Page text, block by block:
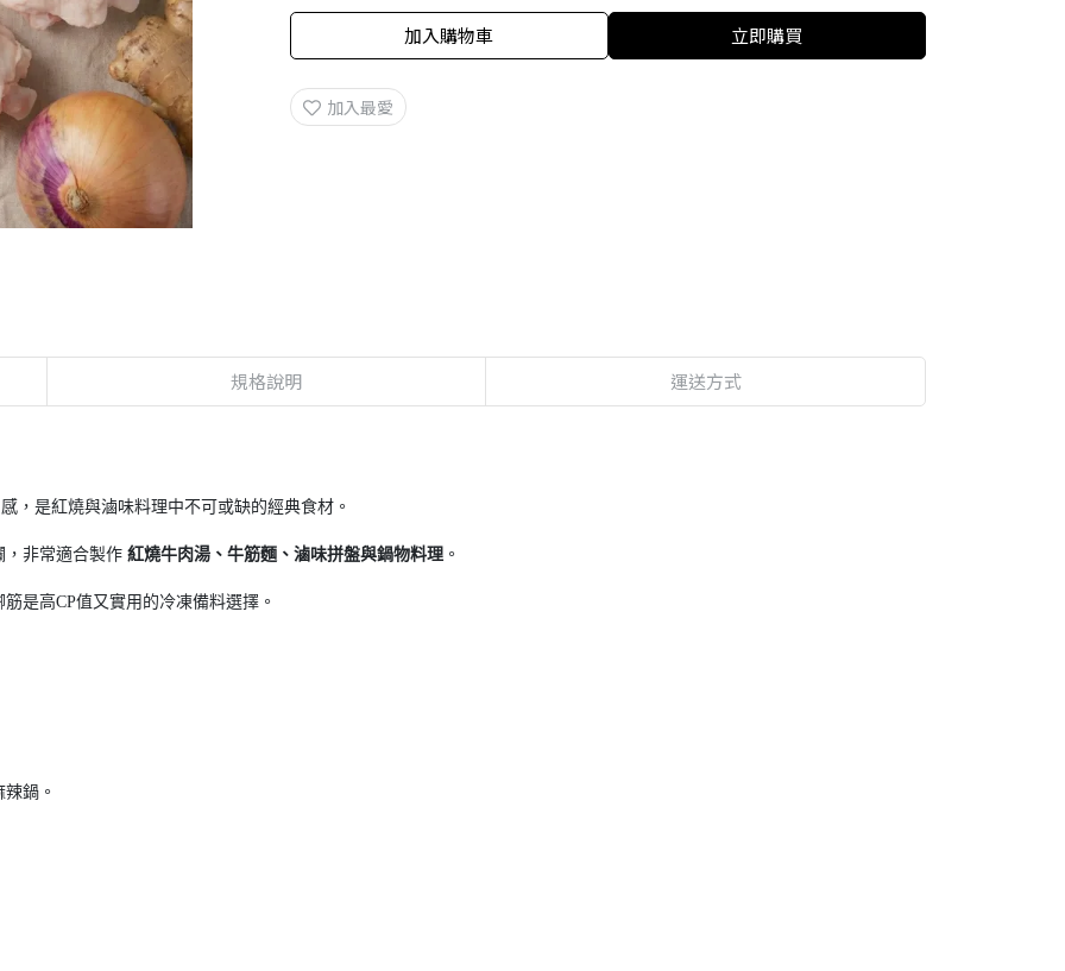
加入購物車 立即購買
加入最愛
規格說明 運送方式
，是紅燒與滷味料理中不可或缺的經典食材。
，非常適合製作 紅燒牛肉湯、牛筋麵、滷味拼盤與鍋物料理 。
是高CP值又實用的冷凍備料選擇。
鍋。